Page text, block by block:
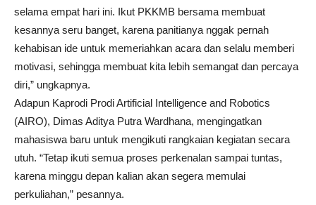
selama empat hari ini. Ikut PKKMB bersama membuat
kesannya seru banget, karena panitianya nggak pernah
kehabisan ide untuk memeriahkan acara dan selalu memberi
motivasi, sehingga membuat kita lebih semangat dan percaya
diri,” ungkapnya.
Adapun Kaprodi Prodi Artificial Intelligence and Robotics
(AIRO), Dimas Aditya Putra Wardhana, mengingatkan
mahasiswa baru untuk mengikuti rangkaian kegiatan secara
utuh. “Tetap ikuti semua proses perkenalan sampai tuntas,
karena minggu depan kalian akan segera memulai
perkuliahan,” pesannya.